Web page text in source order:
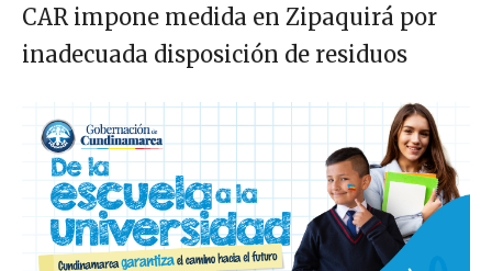
CAR impone medida en Zipaquirá por
inadecuada disposición de residuos